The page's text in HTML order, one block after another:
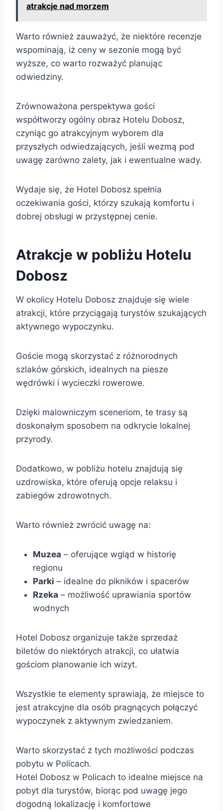
atrakcje nad morzem
Warto również zauważyć, że niektóre recenzje
wspominają, iż ceny w sezonie mogą być
wyższe, co warto rozważyć planując
odwiedziny.
Zrównoważona perspektywa gości
współtworzy ogólny obraz Hotelu Dobosz,
czyniąc go atrakcyjnym wyborem dla
przyszłych odwiedzających, jeśli wezmą pod
uwagę zarówno zalety, jak i ewentualne wady.
Wydaje się, że Hotel Dobosz spełnia
oczekiwania gości, którzy szukają komfortu i
dobrej obsługi w przystępnej cenie.
Atrakcje w pobliżu Hotelu
Dobosz
W okolicy Hotelu Dobosz znajduje się wiele
atrakcji, które przyciągają turystów szukających
aktywnego wypoczynku.
Goście mogą skorzystać z różnorodnych
szlaków górskich, idealnych na piesze
wędrówki i wycieczki rowerowe.
Dzięki malowniczym sceneriom, te trasy są
doskonałym sposobem na odkrycie lokalnej
przyrody.
Dodatkowo, w pobliżu hotelu znajdują się
uzdrowiska, które oferują opcje relaksu i
zabiegów zdrowotnych.
Warto również zwrócić uwagę na:
Muzea – oferujące wgląd w historię
regionu
Parki – idealne do pikników i spacerów
Rzeka – możliwość uprawiania sportów
wodnych
Hotel Dobosz organizuje także sprzedaż
biletów do niektórych atrakcji, co ułatwia
gościom planowanie ich wizyt.
Wszystkie te elementy sprawiają, że miejsce to
jest atrakcyjne dla osób pragnących połączyć
wypoczynek z aktywnym zwiedzaniem.
Warto skorzystać z tych możliwości podczas
pobytu w Policach.
Hotel Dobosz w Policach to idealne miejsce na
pobyt dla turystów, biorąc pod uwagę jego
dogodną lokalizację i komfortowe